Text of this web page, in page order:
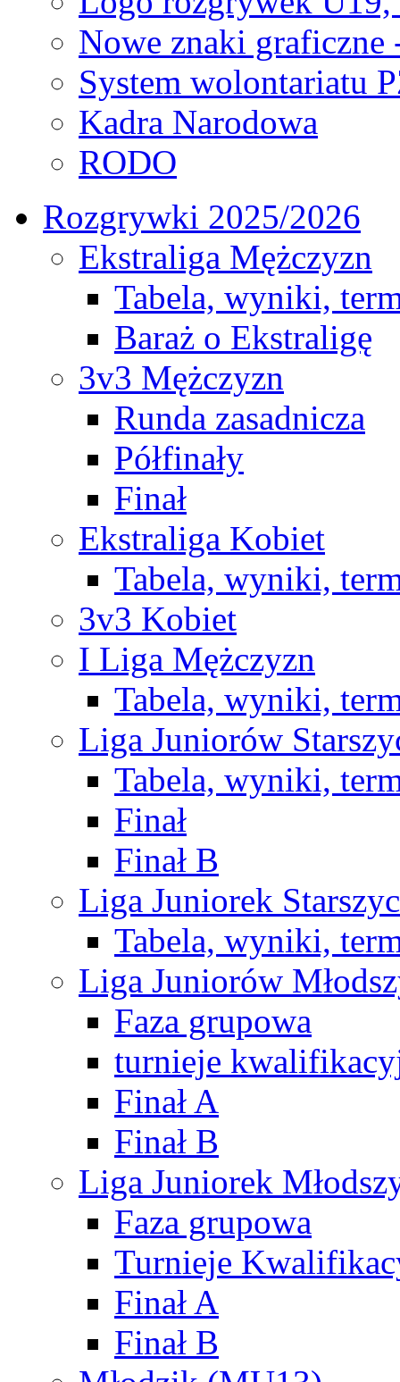
Nowe znaki graficzne
System wolontariatu
Kadra Narodowa
RODO
Rozgrywki 2025/2026
Ekstraliga Mężczyzn
Tabela, wyniki,
Baraż o Ekstraligę
3v3 Mężczyzn
Runda zasadnicza
Półfinały
Finał
Ekstraliga Kobiet
Tabela, wyniki,
3v3 Kobiet
I Liga Mężczyzn
Tabela, wyniki,
Liga Juniorów
Tabela, wyniki,
Finał
Finał B
Liga Juniorek
Tabela, wyniki,
Liga Juniorów
Faza grupowa
turnieje
Finał A
Finał B
Liga Juniorek
Faza grupowa
Turnieje
Finał A
Finał B